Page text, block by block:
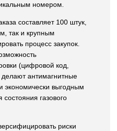
номером.
составляет 100 штук,
так и крупным
процесс закупок.
(цифровой код,
антимагнитные
выгодным
газового
риски